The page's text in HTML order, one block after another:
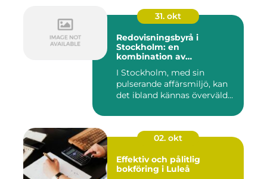
31. okt
Redovisningsbyrå i
Stockholm: en
kombination av
personlig service
I Stockholm, med sin
pulserande affärsmiljö, kan
det ibland kännas överväld...
02. okt
Effektiv och pålitlig
bokföring i Luleå